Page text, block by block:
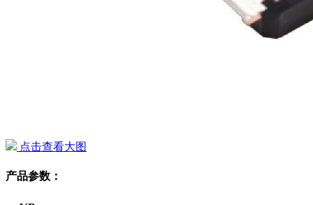
点击查看大图
产品参数：